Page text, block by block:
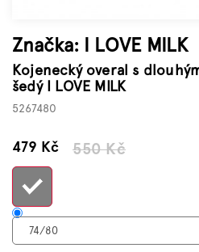
Značka: I LOVE MILK
Kojenecký overal s
šedý I LOVE MILK
5267480
550 Kč
479 KčMěrná